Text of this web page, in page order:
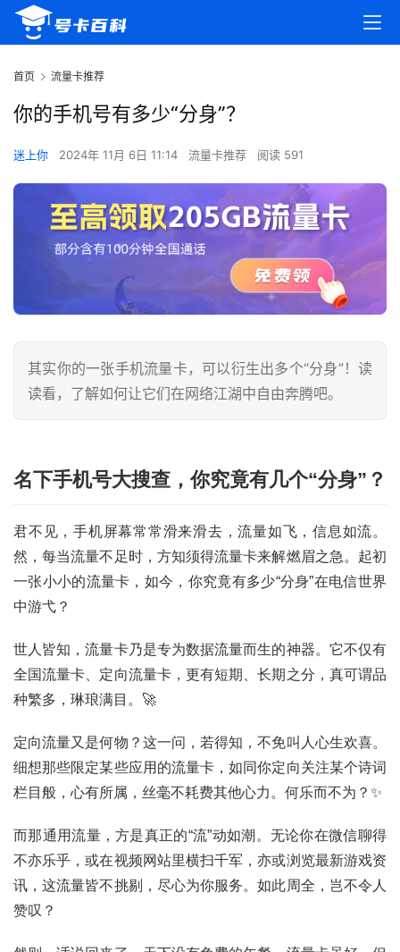
首页 流量卡推荐
你的手机号有多少“分身”？
迷上你 2024年 11月 6日 11:14 流量卡推荐 阅读 591
其实你的一张手机流量卡，可以衍生出多个“分身”！读
读看，了解如何让它们在网络江湖中自由奔腾吧。
名下手机号大搜查，你究竟有几个“分身”？
君不见，手机屏幕常常滑来滑去，流量如飞，信息如流。
然，每当流量不足时，方知须得流量卡来解燃眉之急。起初
一张小小的流量卡，如今，你究竟有多少“分身”在电信世界
中游弋？
世人皆知，流量卡乃是专为数据流量而生的神器。它不仅有
全国流量卡、定向流量卡，更有短期、长期之分，真可谓品
种繁多，琳琅满目。🚀
定向流量又是何物？这一问，若得知，不免叫人心生欢喜。
细想那些限定某些应用的流量卡，如同你定向关注某个诗词
栏目般，心有所属，丝毫不耗费其他心力。何乐而不为？✨
而那通用流量，方是真正的“流”动如潮。无论你在微信聊得
不亦乐乎，或在视频网站里横扫千军，亦或浏览最新游戏资
讯，这流量皆不挑剔，尽心为你服务。如此周全，岂不令人
赞叹？